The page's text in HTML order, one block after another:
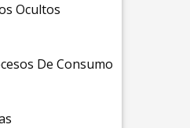
Ocultos
De Consumo